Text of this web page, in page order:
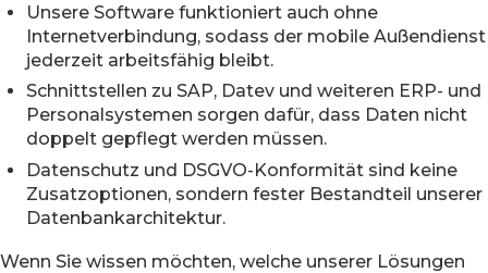
Unsere Software funktioniert auch ohne
Internetverbindung, sodass der mobile Außendienst
jederzeit arbeitsfähig bleibt.
Schnittstellen zu SAP, Datev und weiteren ERP- und
Personalsystemen sorgen dafür, dass Daten nicht
doppelt gepflegt werden müssen.
Datenschutz und DSGVO-Konformität sind keine
Zusatzoptionen, sondern fester Bestandteil unserer
Datenbankarchitektur.
Wenn Sie wissen möchten, welche unserer Lösungen